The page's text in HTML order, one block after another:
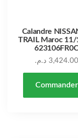
Calandre
TRAIL Maroc 11/
3,424.00 د.م.
Commander